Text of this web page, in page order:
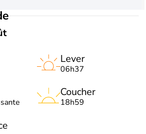
Lever
06h37
Coucher
18h59